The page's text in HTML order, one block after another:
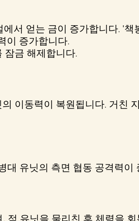
서 얻는 금이 증가합니다. '
이 증가합니다.
잠금 해제합니다.
이동력이 복원됩니다. 거친
대 유닛의 측면 협동 공격력이